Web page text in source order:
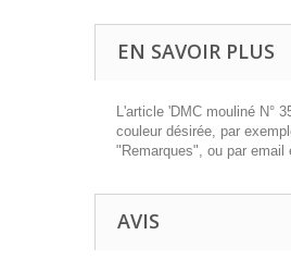
EN SAVOIR PLUS
L'article 'DMC mouliné N°
couleur désirée, par
"Remarques", ou par
AVIS